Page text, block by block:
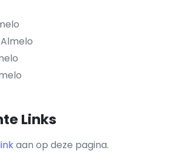
Links
aan op deze pagina.